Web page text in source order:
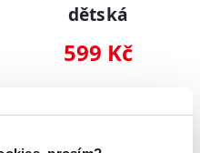
dětská
599 Kč